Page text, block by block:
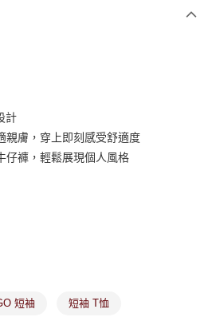
享後付」後，將跳轉至「AFTEE先享後付」
繳費通知簡訊。
，點擊此簡訊中的連結，可透過四大超商／
取消之訂單仍視為有效，需透過AFTEE先享
享後付 」之結帳頁面顯示為準，若有關於
退款等相關疑問，請聯繫「AFTEE先享後付
support/home
司提供之「AFTEE先享後付」服務完成之交
供個人資料，並將交易相關給付款項請求債
法定代理人或監護人之同意方可使用
計
親膚，穿上即刻感受舒適度
仔褲，輕鬆展現個人風格
短袖 短袖 T恤